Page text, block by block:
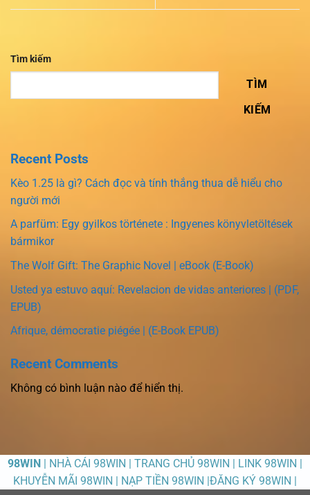
Tìm kiếm
TÌM
KIẾM
Recent Posts
Kèo 1.25 là gì? Cách đọc và tính thắng thua dễ hiểu cho
người mới
A parfüm: Egy gyilkos története : Ingyenes könyvletöltések
bármikor
The Wolf Gift: The Graphic Novel | eBook (E-Book)
Usted ya estuvo aquí: Revelacion de vidas anteriores | (PDF,
EPUB)
Afrique, démocratie piégée | (E-Book EPUB)
Recent Comments
Không có bình luận nào để hiển thị.
98WIN | NHÀ CÁI 98WIN | TRANG CHỦ 98WIN | LINK 98WIN |
KHUYỄN MÃI 98WIN | NẠP TIỀN 98WIN |ĐĂNG KÝ 98WIN |